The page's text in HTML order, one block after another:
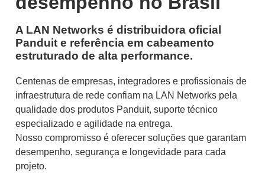
A LAN Networks é distribuidora oficial
Panduit e referência em cabeamento
estruturado de alta performance.
Centenas de empresas, integradores e profissionais de
infraestrutura de rede confiam na LAN Networks pela
qualidade dos produtos Panduit, suporte técnico
especializado e agilidade na entrega.
Nosso compromisso é oferecer soluções que garantam
desempenho, segurança e longevidade para cada
projeto.